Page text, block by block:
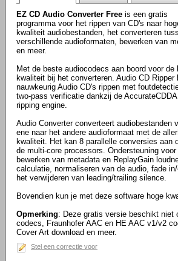
EZ CD Audio Converter Free is een gratis
programma voor het rippen van CD's naar
kwaliteit audiobestanden, het converteren
verschillende audioformaten, bewerken van
en meer.
Met de beste audiocodecs aan boord voor de
kwaliteit bij het converteren. Audio CD Ripper
nauwkeurig Audio CD's rippen met
two-pass verificatie dankzij de AccurateCDDA
ripping engine.
Audio Converter converteert audiobestanden
ene naar het andere audioformaat met de
kwaliteit. Het kan 8 parallelle conversies aan
de multi-core processors. Ondersteuning voor
bewerken van metadata en ReplayGain
calculatie, normaliseren van de audio, fade
het verwijderen van leading/trailing silence.
Bovendien kun je met deze software hoge
Opmerking: Deze gratis versie beschikt niet
codecs, Fraunhofer AAC en HE AAC v1/v2
Cover Art download en meer.
Stel een correctie voor